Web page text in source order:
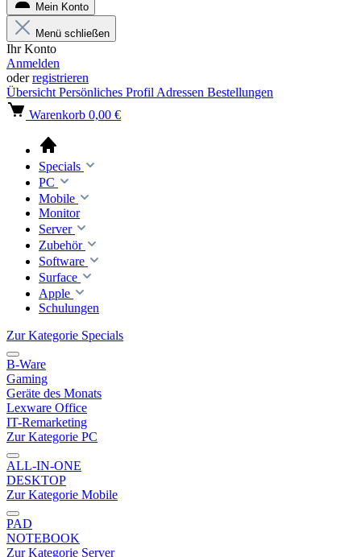
Mein Konto
Menü schließen
Ihr Konto
Anmelden
oderregistrieren
Übersicht Persönliches Profil Adressen Bestellungen
Warenkorb 0,00 €
Specials
PC
Mobile
Monitor
Server
Zubehör
Software
Surface
Apple
Schulungen
Zur Kategorie Specials
B-Ware
Gaming
Geräte des Monats
Lexware Office
IT-Remarketing
Zur Kategorie PC
ALL-IN-ONE
DESKTOP
Zur Kategorie Mobile
PAD
NOTEBOOK
Zur Kategorie Server